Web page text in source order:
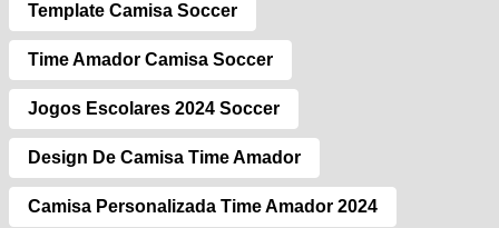
Template Camisa Soccer
Time Amador Camisa Soccer
Jogos Escolares 2024 Soccer
Design De Camisa Time Amador
Camisa Personalizada Time Amador 2024